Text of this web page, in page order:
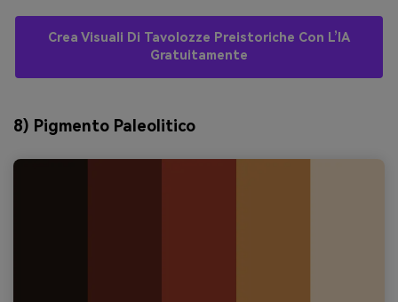
Crea Visuali Di Tavolozze Preistoriche Con L’IA
Gratuitamente
8) Pigmento Paleolitico